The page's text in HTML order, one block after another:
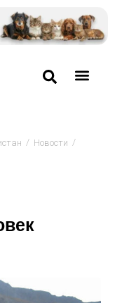
/ Новости /